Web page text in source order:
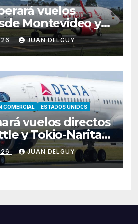
vuelos
Montevideo y
Bogotá
JUAN DELGUY
COMERCIAL ESTADOS UNIDOS
vuelos directos
y Tokio-Narita
de 2027
JUAN DELGUY